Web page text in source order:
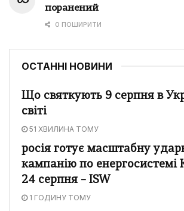
поранений
0 ПОШИРИТИ
ОСТАННІ НОВИНИ
Що святкують 9 серпня в
світі
51 ХВИЛИНА ТОМУ
росія готує масштабну
кампанію по енергосистемі
24 серпня – ISW
1 ГОДИНУ ТОМУ